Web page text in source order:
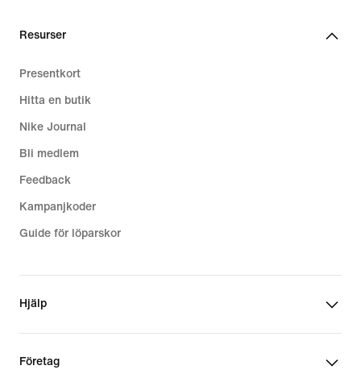
Resurser
Presentkort
Hitta en butik
Nike Journal
Bli medlem
Feedback
Kampanjkoder
Guide för löparskor
Hjälp
Företag